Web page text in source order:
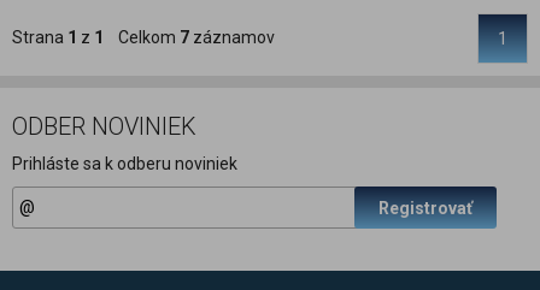
Strana 1 z 1 Celkom 7 záznamov 1
ODBER NOVINIEK
Prihláste sa k odberu noviniek
Registrovať